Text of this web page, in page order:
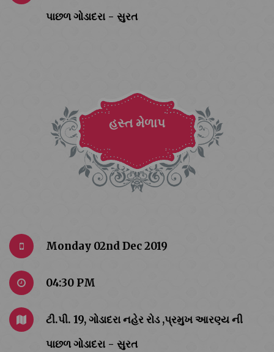
પાછળ ગોડાદરા - સુરત
હસ્ત મેળાપ
Monday 02nd Dec 2019
04:30 PM
ટી.પી. 19, ગોડાદરા નહેર રોડ ,પ્રમુખ આરણ્ય ની
પાછળ ગોડાદરા - સુરત